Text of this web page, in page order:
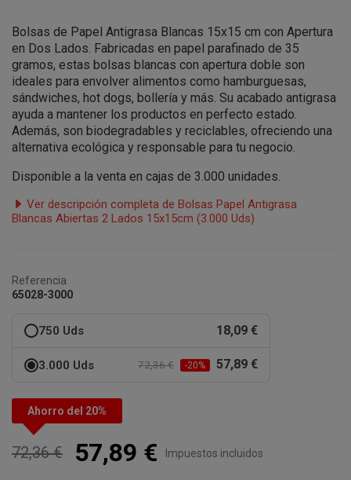
Bolsas de Papel Antigrasa Blancas 15x15 cm con Apertura
en Dos Lados. Fabricadas en papel parafinado de 35
gramos, estas bolsas blancas con apertura doble son
ideales para envolver alimentos como hamburguesas,
sándwiches, hot dogs, bollería y más. Su acabado antigrasa
ayuda a mantener los productos en perfecto estado.
Además, son biodegradables y reciclables, ofreciendo una
alternativa ecológica y responsable para tu negocio.
Disponible a la venta en cajas de 3.000 unidades.
Ver descripción completa de Bolsas Papel Antigrasa
Blancas Abiertas 2 Lados 15x15cm (3.000 Uds)
Referencia
65028-3000
750 Uds 18,09 €
3.000 Uds 72,36 € -20% 57,89 €
Ahorro del 20%
72,36 € 57,89 € Impuestos incluidos